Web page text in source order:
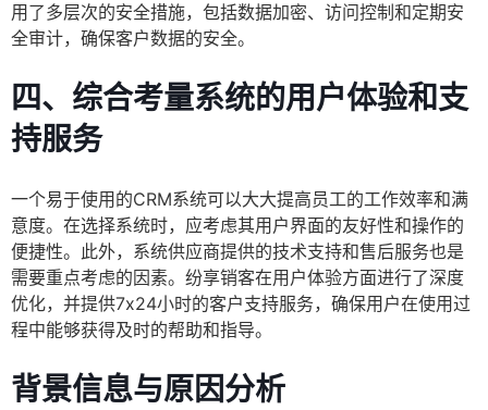
用了多层次的安全措施，包括数据加密、访问控制和定期安
全审计，确保客户数据的安全。
四、综合考量系统的用户体验和支
持服务
一个易于使用的CRM系统可以大大提高员工的工作效率和满
意度。在选择系统时，应考虑其用户界面的友好性和操作的
便捷性。此外，系统供应商提供的技术支持和售后服务也是
需要重点考虑的因素。纷享销客在用户体验方面进行了深度
优化，并提供7x24小时的客户支持服务，确保用户在使用过
程中能够获得及时的帮助和指导。
背景信息与原因分析